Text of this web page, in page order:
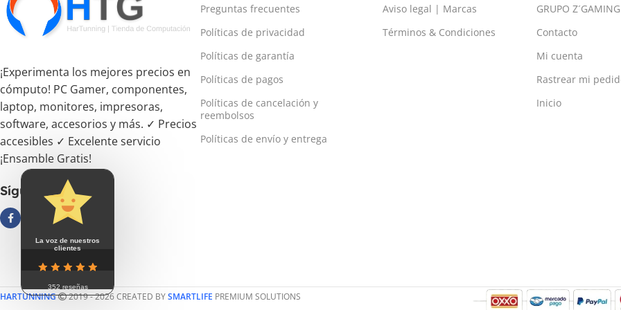
¡Experimenta los mejores precios en
cómputo! PC Gamer, componentes,
laptop, monitores, impresoras,
software, accesorios y más. ✓ Precios
accesibles ✓ Excelente servicio
¡Ensamble Gratis!
Síguenos
Preguntas frecuentes
Políticas de privacidad
Políticas de garantía
Políticas de pagos
Políticas de cancelación y
reembolsos
Políticas de envío y entrega
Aviso legal | Marcas
Términos & Condiciones
GRUPO Z´GAMING
Contacto
Mi cuenta
Rastrear mi
Inicio
HARTUNNING 2019 - 2026 CREATED BYSMARTLIFE PREMIUM SOLUTIONS
La voz de nuestros
clientes
352 reseñas